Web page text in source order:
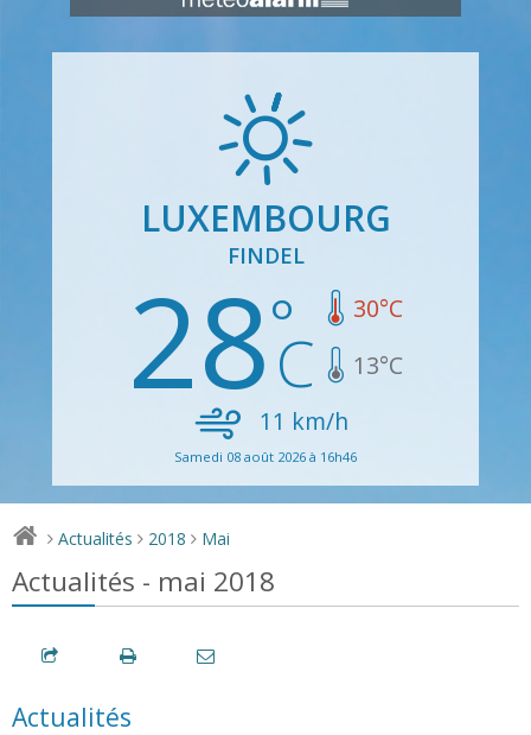
LUXEMBOURG
FINDEL
28 30°C
13°C
11 km/h
Samedi 08 août 2026 à 16h46
> Actualités > 2018 > Mai
Actualités - mai 2018
Actualités